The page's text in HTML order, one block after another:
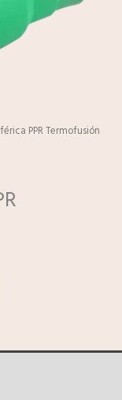
PPR Termofusión